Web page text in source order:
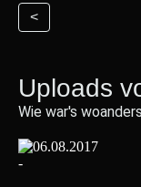
<
Uploads
Wie war's